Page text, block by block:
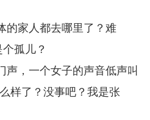
的家人都去哪里了？难
孤儿？
声，一个女子的声音低声叫
样了？没事吧？我是张